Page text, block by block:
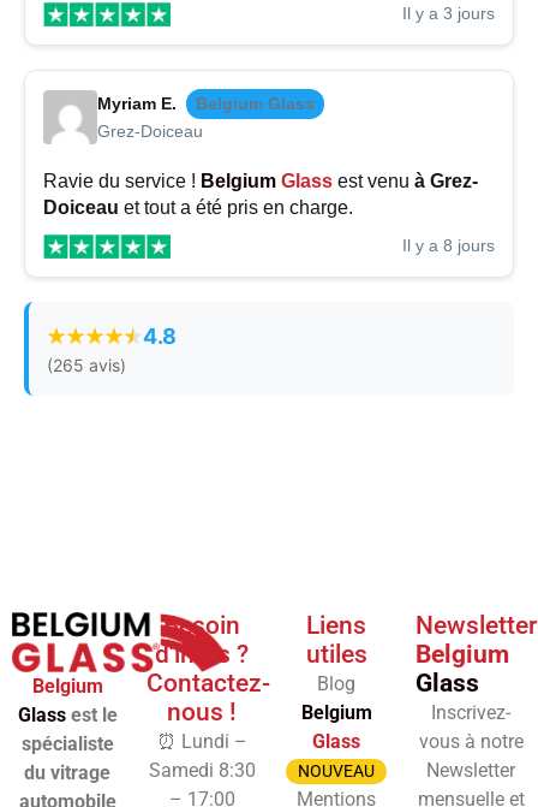
Il y a 3 jours
Myriam E.
Belgium Glass
Grez-Doiceau
Ravie du service ! Belgium Glass est venu à Grez-
Doiceau et tout a été pris en charge.
Il y a 8 jours
4.8
(265 avis)
Belgium
Glassest le
spécialiste
du vitrage
automobile
Besoin
d'infos ?
Contactez-
nous !
⏰ Lundi –
Samedi 8:30
– 17:00
Liens
utiles
Blog
Belgium
Glass
NOUVEAU
Mentions
Newsletter
Belgium
Glass
Inscrivez-
vous à notre
Newsletter
mensuelle et